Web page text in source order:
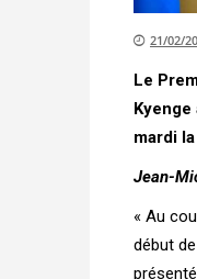
21/02/
Le
mardi
Jean-
« Au
début